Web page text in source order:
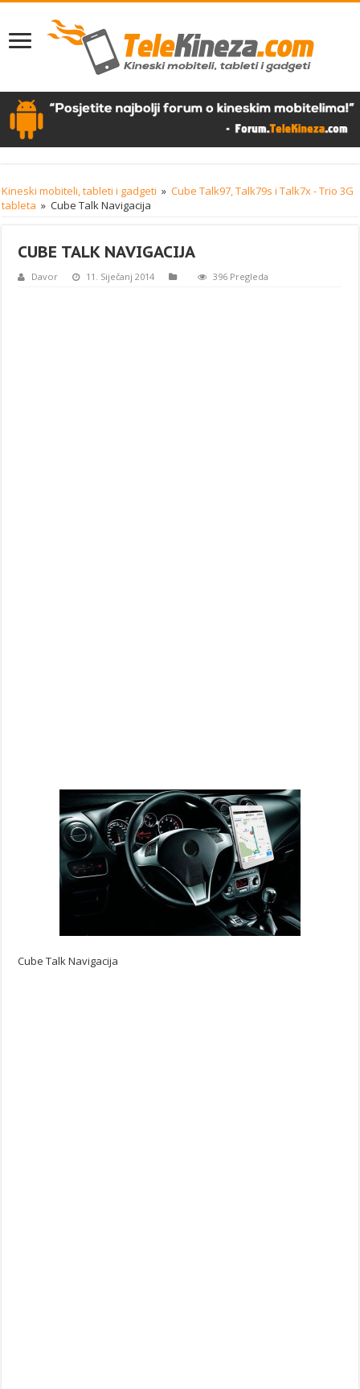
Kineski mobiteli, tableti i gadgeti » Cube Talk97, Talk79s i Talk7x - Trio 3G
tableta » Cube Talk Navigacija
CUBE TALK NAVIGACIJA
Davor 11. Siječanj 2014 396 Pregleda
Cube Talk Navigacija